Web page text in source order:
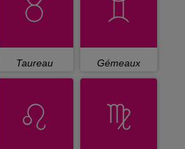
Taureau Gémeaux